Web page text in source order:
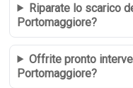
Riparate lo scarico
Portomaggiore?
Offrite pronto
Portomaggiore?